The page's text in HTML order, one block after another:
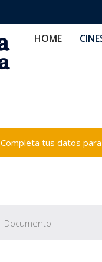
HOME
Completa tus datos